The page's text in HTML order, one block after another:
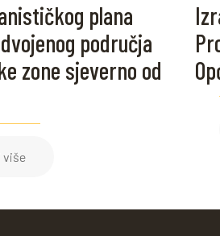
plana
područja
zone sjeverno od
više